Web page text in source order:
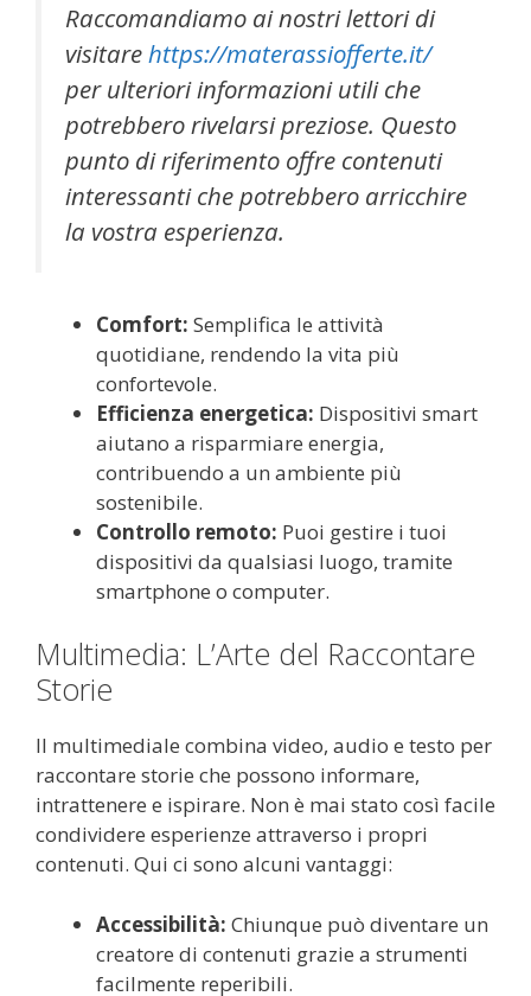
Raccomandiamo ai nostri lettori di
visitarehttps://materassiofferte.it/
per ulteriori informazioni utili che
potrebbero rivelarsi preziose. Questo
punto di riferimento offre contenuti
interessanti che potrebbero arricchire
la vostra esperienza.
Comfort: Semplifica le attività
quotidiane, rendendo la vita più
confortevole.
Efficienza energetica: Dispositivi smart
aiutano a risparmiare energia,
contribuendo a un ambiente più
sostenibile.
Controllo remoto: Puoi gestire i tuoi
dispositivi da qualsiasi luogo, tramite
smartphone o computer.
Multimedia: L’Arte del Raccontare
Storie
Il multimediale combina video, audio e testo per
raccontare storie che possono informare,
intrattenere e ispirare. Non è mai stato così facile
condividere esperienze attraverso i propri
contenuti. Qui ci sono alcuni vantaggi:
Accessibilità: Chiunque può diventare un
creatore di contenuti grazie a strumenti
facilmente reperibili.